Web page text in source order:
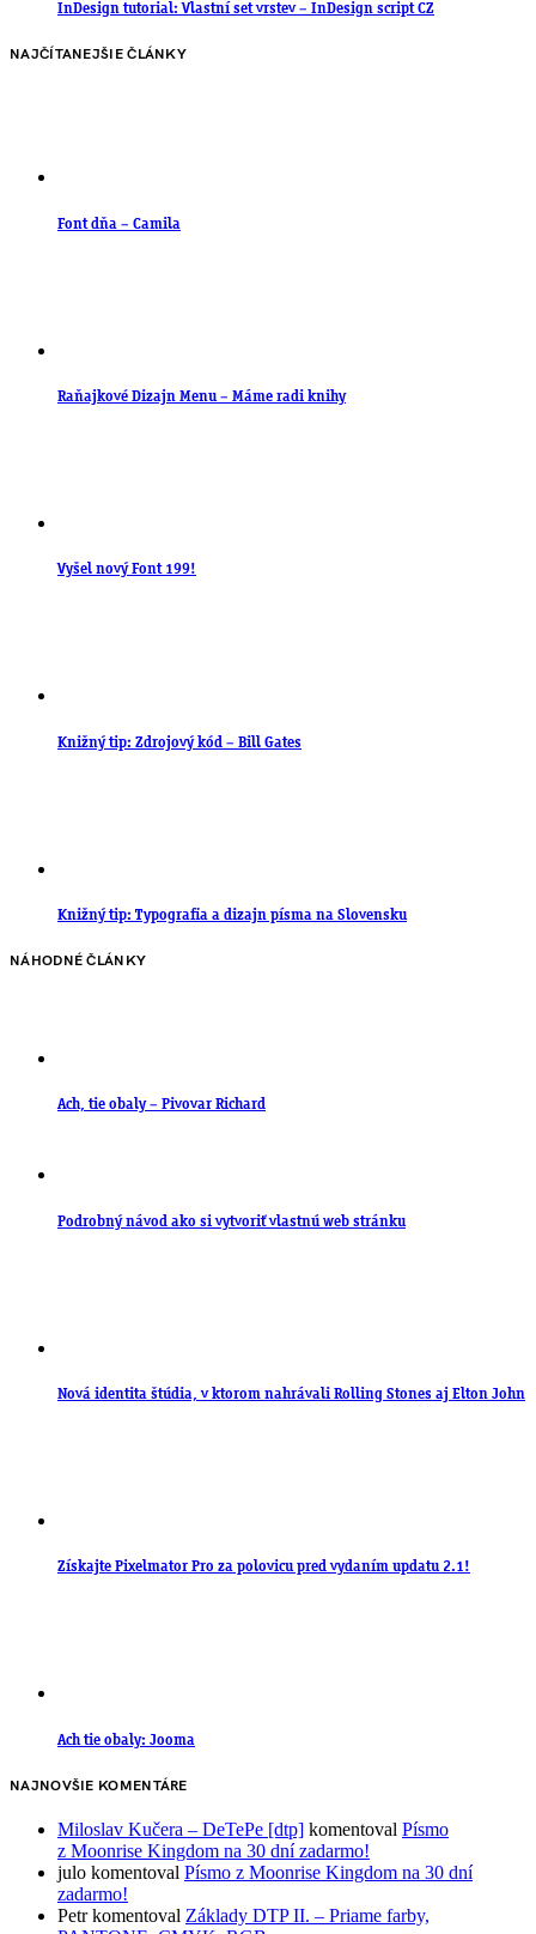
InDesign tutorial: Vlastní set vrstev – InDesign script CZ
NAJČÍTANEJŠIE ČLÁNKY
Font dňa – Camila
Raňajkové Dizajn Menu – Máme radi knihy
Vyšel nový Font 199!
Knižný tip: Zdrojový kód – Bill Gates
Knižný tip: Typografia a dizajn písma na Slovensku
NÁHODNÉ ČLÁNKY
Ach, tie obaly – Pivovar Richard
Podrobný návod ako si vytvoriť vlastnú web stránku
Nová identita štúdia, v ktorom nahrávali Rolling Stones aj Elton John
Získajte Pixelmator Pro za polovicu pred vydaním updatu 2.1!
Ach tie obaly: Jooma
NAJNOVŠIE KOMENTÁRE
Miloslav Kučera – DeTePe [dtp] komentoval Písmo
z Moonrise Kingdom na 30 dní zadarmo!
julo komentoval Písmo z Moonrise Kingdom na 30 dní
zadarmo!
Petrkomentoval Základy DTP II. – Priame farby,